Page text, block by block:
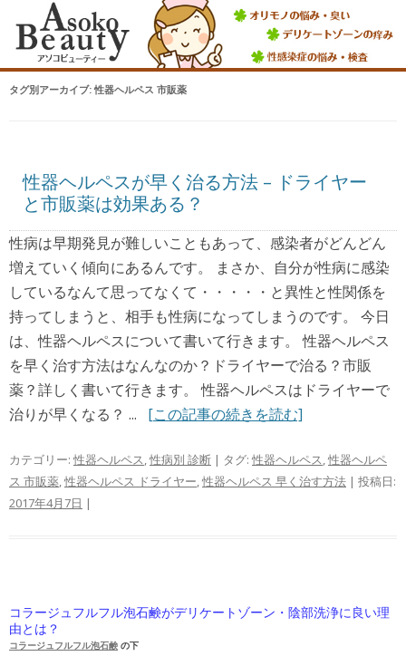
タグ別アーカイブ:性器ヘルペス 市販薬
性器ヘルペスが早く治る方法 – ドライヤー
と市販薬は効果ある？
性病は早期発見が難しいこともあって、感染者がどんどん
増えていく傾向にあるんです。 まさか、自分が性病に感染
しているなんて思ってなくて・・・・・と異性と性関係を
持ってしまうと、相手も性病になってしまうのです。 今日
は、性器ヘルペスについて書いて行きます。 性器ヘルペス
を早く治す方法はなんなのか？ドライヤーで治る？市販
薬？詳しく書いて行きます。 性器ヘルペスはドライヤーで
治りが早くなる？ ... [この記事の続きを読む]
カテゴリー: 性器ヘルペス,性病別 診断 | タグ: 性器ヘルペス,性器ヘルペ
ス 市販薬,性器ヘルペス ドライヤー,性器ヘルペス 早く治す方法 | 投稿日:
2017年4月7日 |
コラージュフルフル泡石鹸がデリケートゾーン・陰部洗浄に良い理
由とは？
コラージュフルフル泡石鹸 の下